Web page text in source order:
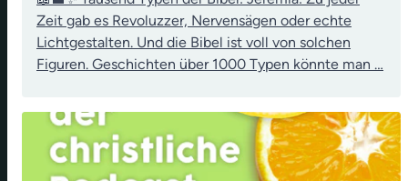
Zeit gab es Revoluzzer, Nervensägen oder echte
Lichtgestalten. Und die Bibel ist voll von solchen
Figuren. Geschichten über 1000 Typen könnte man …